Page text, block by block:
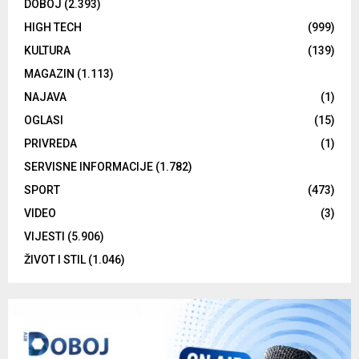
DOBOJ (2.393)
HIGH TECH
(999)
KULTURA
(139)
MAGAZIN (1.113)
NAJAVA
(1)
OGLASI
(15)
PRIVREDA
(1)
SERVISNE INFORMACIJE (1.782)
SPORT
(473)
VIDEO
(3)
VIJESTI (5.906)
ŽIVOT I STIL(1.046)